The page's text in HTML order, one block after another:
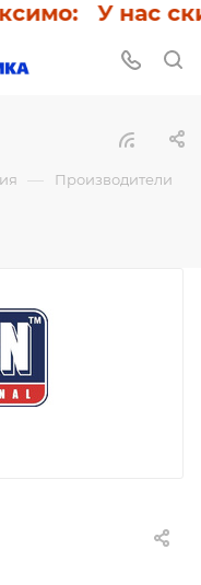
У нас
— Производители